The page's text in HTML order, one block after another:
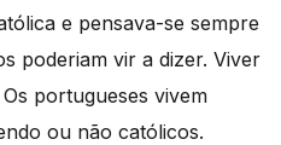
e pensava-se sempre
poderiam vir a dizer. Viver
portugueses vivem
ou não católicos.